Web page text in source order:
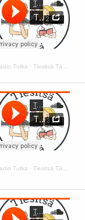
Tutka ·Tiesitsä Tätä: hyvä ja huono tuuri
Tutka ·Tiesitsä Tätä: harmaus ja Disneyn synttärit